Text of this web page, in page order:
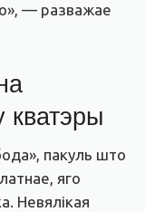
— разважае
кватэры
пакуль што
яго
Невялікая